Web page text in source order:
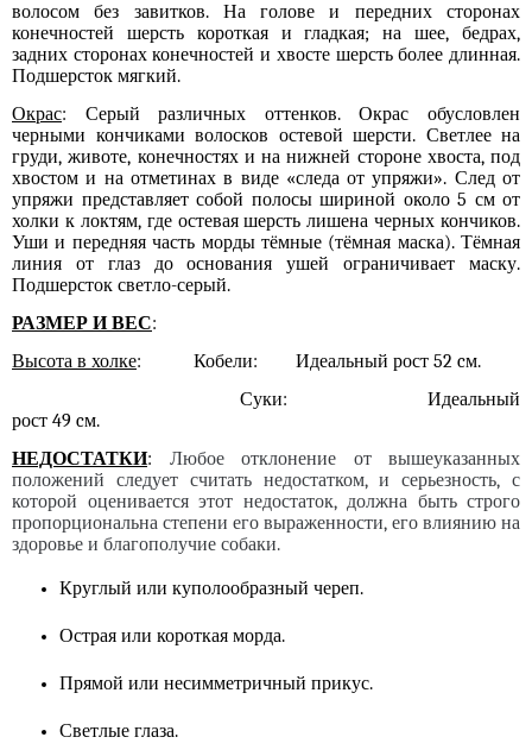
волосом без завитков. На голове и передних сторонах
конечностей шерсть короткая и гладкая; на шее, бедрах,
задних сторонах конечностей и хвосте шерсть более длинная.
Подшерсток мягкий.
Окрас: Серый различных оттенков. Окрас обусловлен
черными кончиками волосков остевой шерсти. Светлее на
груди, животе, конечностях и на нижней стороне хвоста, под
хвостом и на отметинах в виде «следа от упряжи». След от
упряжи представляет собой полосы шириной около 5 см от
холки к локтям, где остевая шерсть лишена черных кончиков.
Уши и передняя часть морды тёмные (тёмная маска). Тёмная
линия от глаз до основания ушей ограничивает маску.
Подшерсток светло-серый.
РАЗМЕР И ВЕС:
Высота в холке: Кобели: Идеальный рост 52 cм.
Суки: Идеальный
рост 49 cм.
НЕДОСТАТКИ: Любое отклонение от вышеуказанных
положений следует считать недостатком, и серьезность, с
которой оценивается этот недостаток, должна быть строго
пропорциональна степени его выраженности, его влиянию на
здоровье и благополучие собаки.
Круглый или куполообразный череп.
Острая или короткая морда.
Прямой или несимметричный прикус.
Светлые глаза.